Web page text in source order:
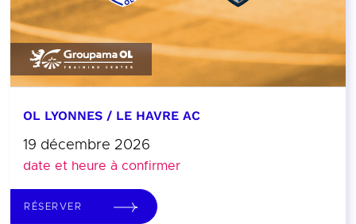
OL LYONNES / LE HAVRE AC
19 décembre 2026
date et heure à confirmer
RÉSERVER